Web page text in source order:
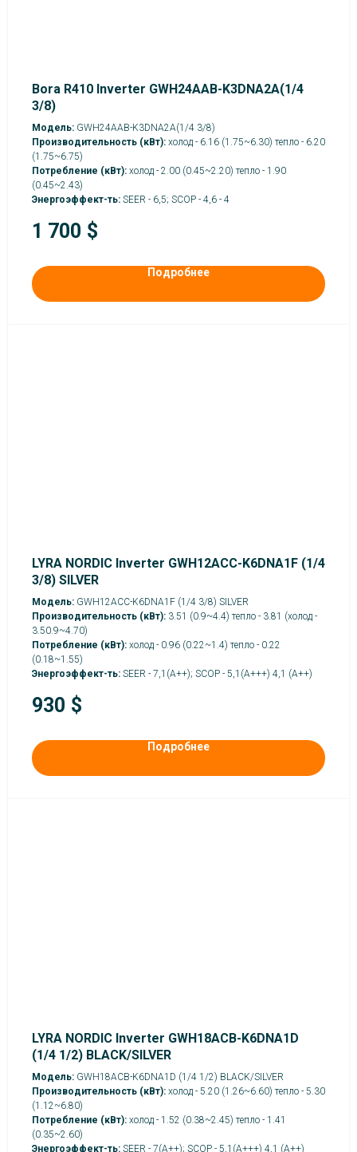
Bora R410 Inverter GWH24AAB-K3DNA2A(1/4
3/8)
Модель: GWH24AAB-K3DNA2A(1/4 3/8)
Производительность (кВт): холод - 6.16 (1.75~6.30) тепло - 6.20
(1.75~6.75)
Потребление (кВт): холод - 2.00 (0.45~2.20) тепло - 1.90
(0.45~2.43)
Энергоэффект-ть: SEER - 6,5; SCOP - 4,6 - 4
1 700 $
Подробнее
LYRA NORDIC Inverter GWH12ACC-K6DNA1F (1/4
3/8) SILVER
Модель: GWH12ACC-K6DNA1F (1/4 3/8) SILVER
Производительность (кВт): 3.51 (0.9~4.4) тепло - 3.81 (холод -
3.50.9~4.70)
Потребление (кВт): холод - 0.96 (0.22~1.4) тепло - 0.22
(0.18~1.55)
Энергоэффект-ть: SEER - 7,1(А++); SCOP - 5,1(А+++) 4,1 (A++)
930 $
Подробнее
LYRA NORDIC Inverter GWH18ACВ-K6DNA1D
(1/4 1/2) BLACK/SILVER
Модель: GWH18ACВ-K6DNA1D (1/4 1/2) BLACK/SILVER
Производительность (кВт): холод - 5.20 (1.26~6.60) тепло - 5.30
(1.12~6.80)
Потребление (кВт): холод - 1.52 (0.38~2.45) тепло - 1.41
(0.35~2.60)
Энергоэффект-ть: SEER - 7(А++); SCOP - 5,1(А+++) 4,1 (A++)